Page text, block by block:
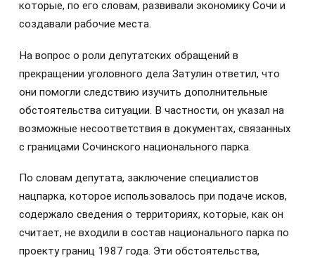
которые, по его словам, развивали экономику Сочи и
создавали рабочие места.
На вопрос о роли депутатских обращений в
прекращении уголовного дела Затулин ответил, что
они помогли следствию изучить дополнительные
обстоятельства ситуации. В частности, он указал на
возможные несоответствия в документах, связанных
с границами Сочинского национального парка.
По словам депутата, заключение специалистов
нацпарка, которое использовалось при подаче исков,
содержало сведения о территориях, которые, как он
считает, не входили в состав национального парка по
проекту границ 1987 года. Эти обстоятельства,